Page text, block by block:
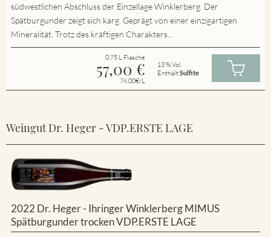
südwestlichen Abschluss der Einzellage Winklerberg. Der
Spätburgunder zeigt sich karg. Geprägt von einer einzigartigen
Mineralität. Trotz des kräftigen Charakters...
0.75 L Flasche
57,00 €
76.00€/L
13 % Vol
EnthältSulfite
Weingut Dr. Heger - VDP.ERSTE LAGE
2022 Dr. Heger - Ihringer Winklerberg MIMUS
Spätburgunder trocken VDP.ERSTE LAGE